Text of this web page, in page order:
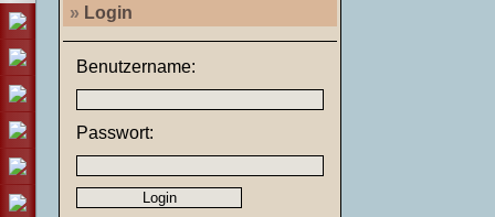
» Login
Benutzername:
Passwort: